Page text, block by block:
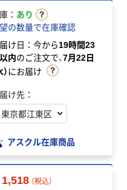
： あり
の数量で在庫確認
け日：今から19時間23
内のご注文で、7月22日
）にお届け
け先：
アスクル在庫商品
1,518 （税込）